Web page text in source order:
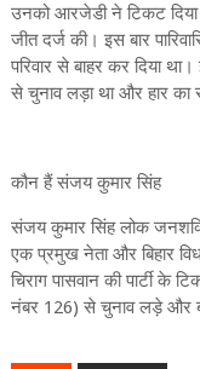
उनको आरजेडी ने टिकट
जीत दर्ज की। इस बार
परिवार से बाहर कर दिया
से चुनाव लड़ा था और हार का
कौन हैं संजय कुमार सिंह
संजय कुमार सिंह लोक
एक प्रमुख नेता और बिहार
चिराग पासवान की पार्टी के
नंबर 126) से चुनाव लड़े और